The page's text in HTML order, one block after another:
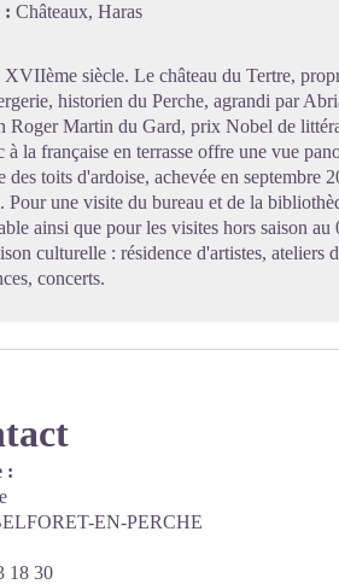
: Châteaux, Haras
XVIIème siècle. Le château du Tertre,
historien du Perche, agrandi par
Roger Martin du Gard, prix Nobel de
à la française en terrasse offre une vue
des toits d'ardoise, achevée en septembre
Pour une visite du bureau et de la
ainsi que pour les visites hors saison
culturelle : résidence d'artistes, ateliers
concerts.
:
EN-PERCHE
18 30